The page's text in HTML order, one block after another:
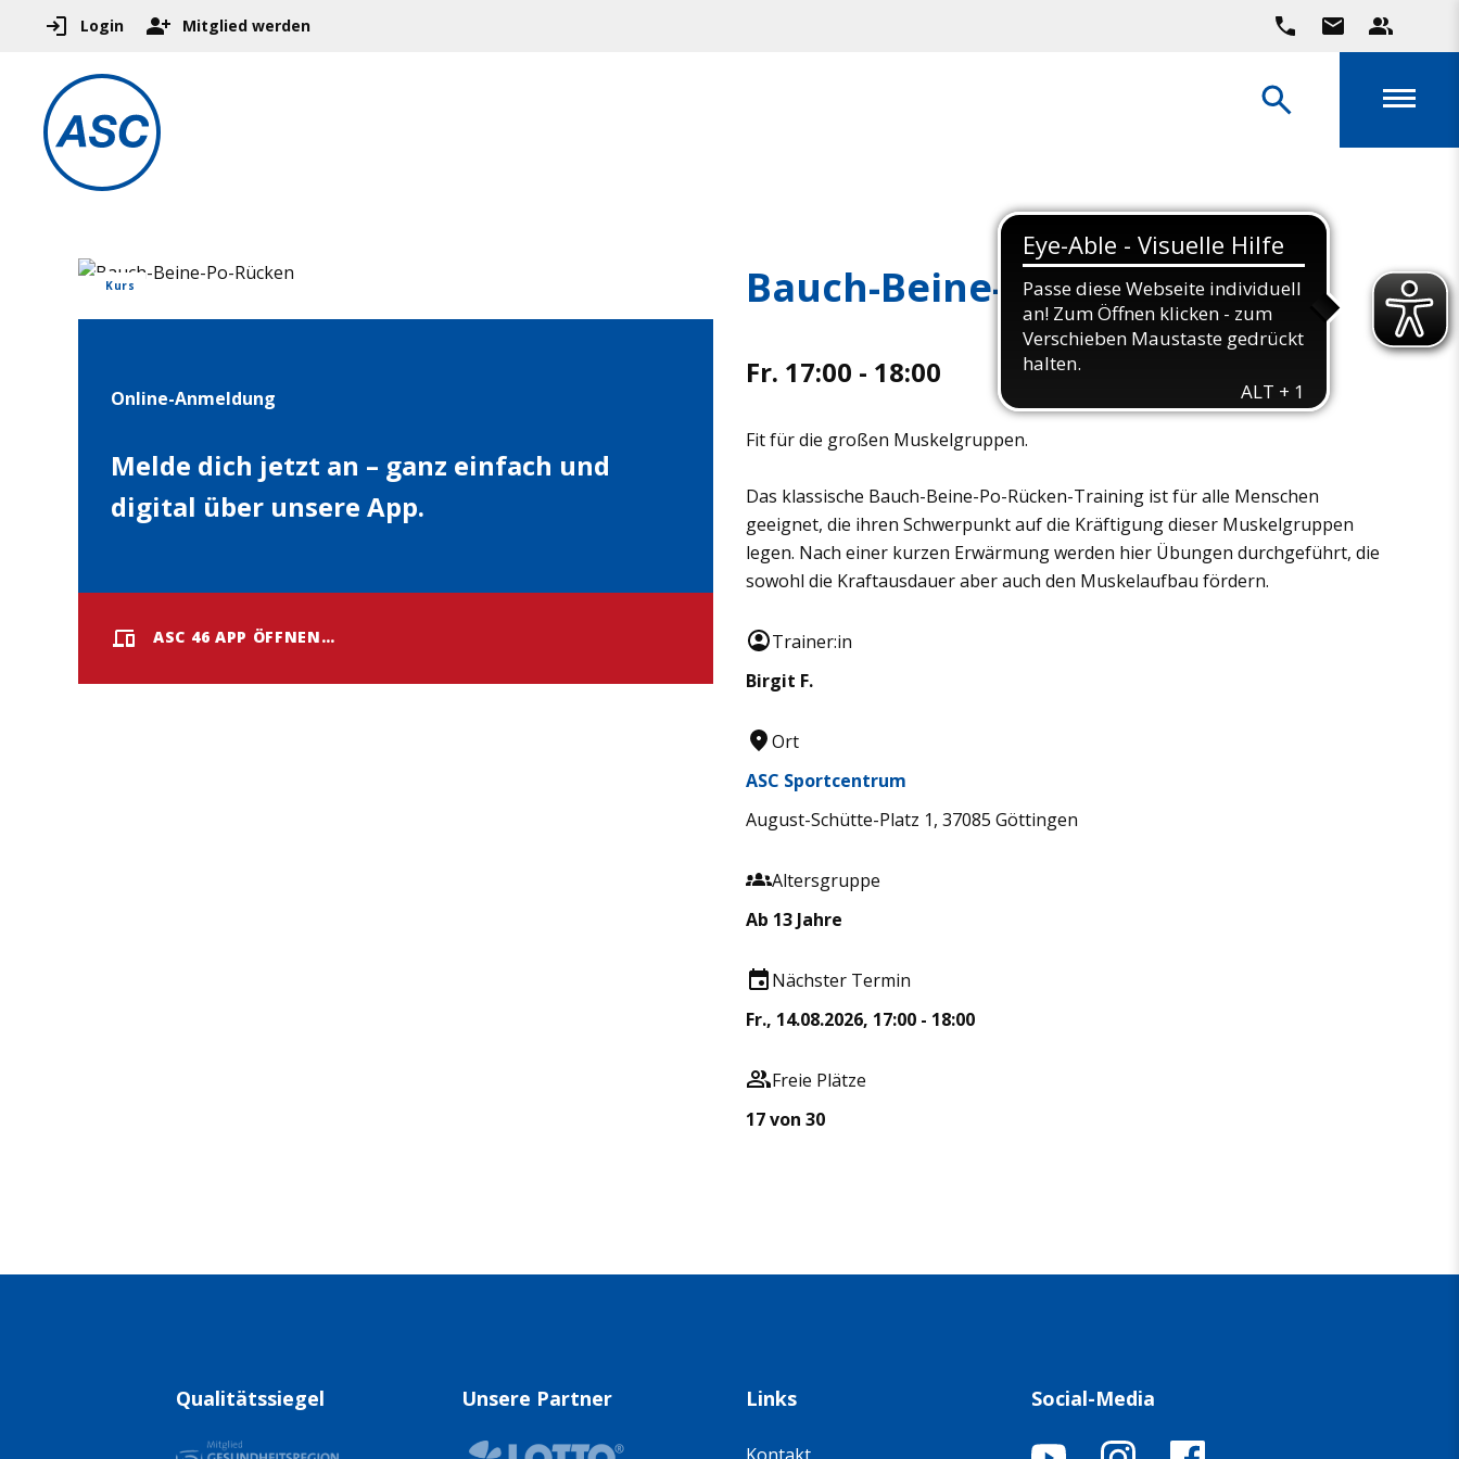
Login Mitglied werden
Kurs
Online-Anmeldung
Melde dich jetzt an – ganz einfach und
digital über unsere App.
ASC 46 APP ÖFFNEN…
Bauch-Beine-Po-Rücken
Fr. 17:00 - 18:00
Fit für die großen Muskelgruppen.
Das klassische Bauch-Beine-Po-Rücken-Training ist für alle Menschen
geeignet, die ihren Schwerpunkt auf die Kräftigung dieser Muskelgruppen
legen. Nach einer kurzen Erwärmung werden hier Übungen durchgeführt, die
sowohl die Kraftausdauer aber auch den Muskelaufbau fördern.
Trainer:in
Birgit F.
Ort
ASC Sportcentrum
August-Schütte-Platz 1, 37085 Göttingen
Altersgruppe
Ab 13 Jahre
Nächster Termin
Fr., 14.08.2026, 17:00 - 18:00
Freie Plätze
17 von 30
Qualitätssiegel Unsere Partner Links Social-Media